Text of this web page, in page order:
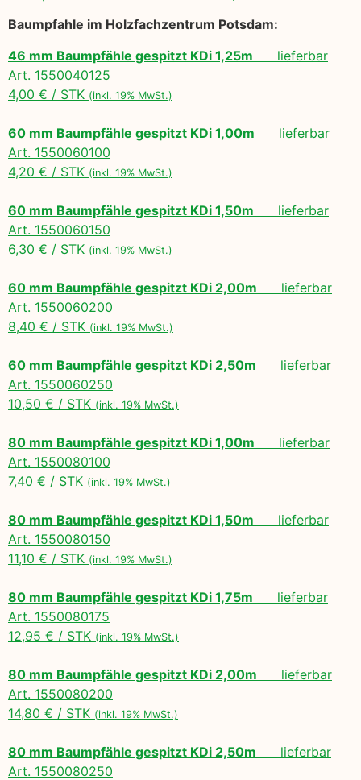
Baumpfahle im Holzfachzentrum Potsdam:
46 mm Baumpfähle gespitzt KDi 1,25m lieferbar
Art. 1550040125
4,00 € / STK (inkl. 19% MwSt.)
60 mm Baumpfähle gespitzt KDi 1,00m lieferbar
Art. 1550060100
4,20 € / STK (inkl. 19% MwSt.)
60 mm Baumpfähle gespitzt KDi 1,50m lieferbar
Art. 1550060150
6,30 € / STK (inkl. 19% MwSt.)
60 mm Baumpfähle gespitzt KDi 2,00m lieferbar
Art. 1550060200
8,40 € / STK (inkl. 19% MwSt.)
60 mm Baumpfähle gespitzt KDi 2,50m lieferbar
Art. 1550060250
10,50 € / STK (inkl. 19% MwSt.)
80 mm Baumpfähle gespitzt KDi 1,00m lieferbar
Art. 1550080100
7,40 € / STK (inkl. 19% MwSt.)
80 mm Baumpfähle gespitzt KDi 1,50m lieferbar
Art. 1550080150
11,10 € / STK (inkl. 19% MwSt.)
80 mm Baumpfähle gespitzt KDi 1,75m lieferbar
Art. 1550080175
12,95 € / STK (inkl. 19% MwSt.)
80 mm Baumpfähle gespitzt KDi 2,00m lieferbar
Art. 1550080200
14,80 € / STK (inkl. 19% MwSt.)
80 mm Baumpfähle gespitzt KDi 2,50m lieferbar
Art. 1550080250